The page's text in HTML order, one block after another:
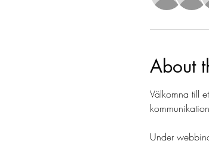
About
Välkomna till
Under